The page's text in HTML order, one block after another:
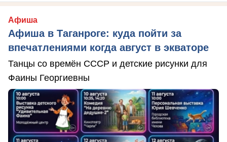
Афиша
Афиша в Таганроге: куда пойти за
впечатлениями когда август в экваторе
Танцы со времён СССР и детские рисунки для
Фаины Георгиевны